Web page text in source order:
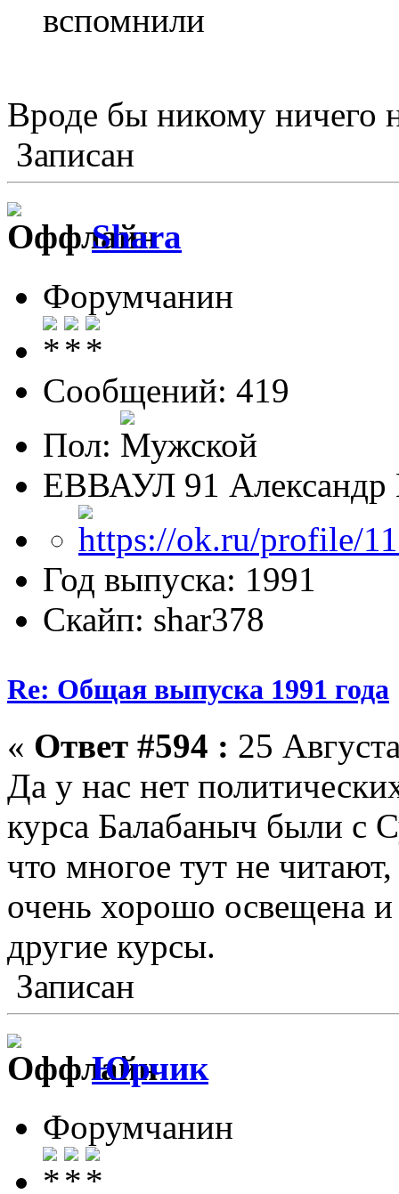
вспомнили
Вроде бы никому ничего
Записан
Shara
Форумчанин
Сообщений: 419
Пол:
ЕВВАУЛ 91 Александр
Год выпуска: 1991
Скайп: shar378
Re: Общая выпуска 1991 года
« Ответ #594 : 25
Да у нас нет
курса Балабаныч были с
что многое тут не
очень хорошо освещена
другие курсы.
Записан
Юрчик
Форумчанин